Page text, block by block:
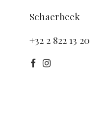
Schaerbeek
+32 2 822 13 20